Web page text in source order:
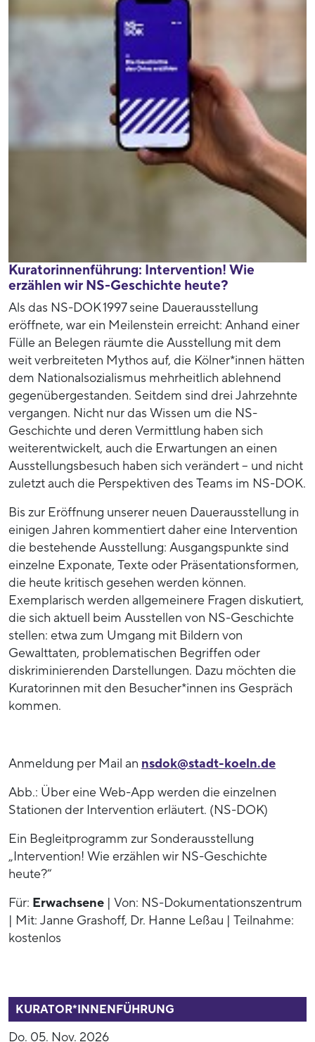
Kuratorinnenführung: Intervention! Wie
erzählen wir NS-Geschichte heute?
Als das NS-DOK 1997 seine Dauerausstellung
eröffnete, war ein Meilenstein erreicht: Anhand einer
Fülle an Belegen räumte die Ausstellung mit dem
weit verbreiteten Mythos auf, die Kölner*innen hätten
dem Nationalsozialismus mehrheitlich ablehnend
gegenübergestanden. Seitdem sind drei Jahrzehnte
vergangen. Nicht nur das Wissen um die NS-
Geschichte und deren Vermittlung haben sich
weiterentwickelt, auch die Erwartungen an einen
Ausstellungsbesuch haben sich verändert – und nicht
zuletzt auch die Perspektiven des Teams im NS-DOK.
Bis zur Eröffnung unserer neuen Dauerausstellung in
einigen Jahren kommentiert daher eine Intervention
die bestehende Ausstellung: Ausgangspunkte sind
einzelne Exponate, Texte oder Präsentationsformen,
die heute kritisch gesehen werden können.
Exemplarisch werden allgemeinere Fragen diskutiert,
die sich aktuell beim Ausstellen von NS-Geschichte
stellen: etwa zum Umgang mit Bildern von
Gewalttaten, problematischen Begriffen oder
diskriminierenden Darstellungen. Dazu möchten die
Kuratorinnen mit den Besucher*innen ins Gespräch
kommen.
Anmeldung per Mail an nsdok@stadt-koeln.de
Abb.: Über eine Web-App werden die einzelnen
Stationen der Intervention erläutert. (NS-DOK)
Ein Begleitprogramm zur Sonderausstellung
„Intervention! Wie erzählen wir NS-Geschichte
heute?“
Für: Erwachsene | Von: NS-Dokumentationszentrum
| Mit: Janne Grashoff, Dr. Hanne Leßau | Teilnahme:
kostenlos
KURATOR*INNENFÜHRUNG
Do. 05. Nov. 2026